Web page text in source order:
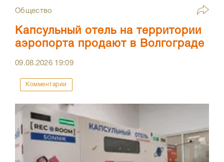
Общество
Капсульный отель на территории
аэропорта продают в Волгограде
09.08.2026 19:09
Комментарии